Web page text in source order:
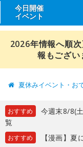
今日開催
イベント
2026年情報へ順
報もござい
夏休みイベント・お
おすすめ
今週末8/8(
覧
おすすめ 【漫画】